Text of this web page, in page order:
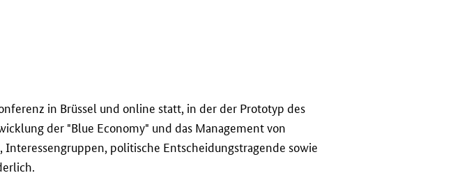
in Brüssel und online statt, in der der Prototyp des
der "Blue Economy" und das Management von
politische Entscheidungstragende sowie